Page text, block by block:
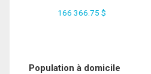
166 366.75 $
Population à domicile